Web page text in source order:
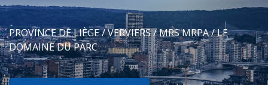
PROVINCE DE LIÈGE/VERVIERS/MRS MRPA/ LE
DOMAINE DU PARC